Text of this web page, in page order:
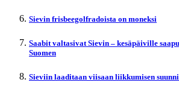
Sievin frisbeegolfradoista on moneksi
Saabit valtasivat Sievin – kesäpäiville
Suomen
Sieviin laaditaan viisaan liikkumisen